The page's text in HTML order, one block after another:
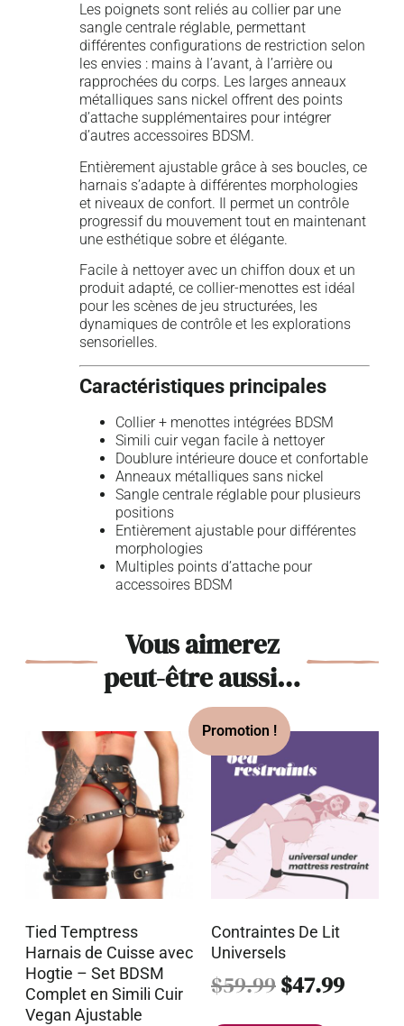
Les poignets sont reliés au collier par une
sangle centrale réglable, permettant
différentes configurations de restriction selon
les envies : mains à l’avant, à l’arrière ou
rapprochées du corps. Les larges anneaux
métalliques sans nickel offrent des points
d’attache supplémentaires pour intégrer
d’autres accessoires BDSM.
Entièrement ajustable grâce à ses boucles, ce
harnais s’adapte à différentes morphologies
et niveaux de confort. Il permet un contrôle
progressif du mouvement tout en maintenant
une esthétique sobre et élégante.
Facile à nettoyer avec un chiffon doux et un
produit adapté, ce collier-menottes est idéal
pour les scènes de jeu structurées, les
dynamiques de contrôle et les explorations
sensorielles.
Caractéristiques principales
Collier + menottes intégrées BDSM
Simili cuir vegan facile à nettoyer
Doublure intérieure douce et confortable
Anneaux métalliques sans nickel
Sangle centrale réglable pour plusieurs
positions
Entièrement ajustable pour différentes
morphologies
Multiples points d’attache pour
accessoires BDSM
Vous aimerez
peut-être aussi…
Tied Temptress
Harnais de Cuisse avec
Hogtie – Set BDSM
Complet en Simili Cuir
Vegan Ajustable
Contraintes De Lit
Universels
$59.99$47.99